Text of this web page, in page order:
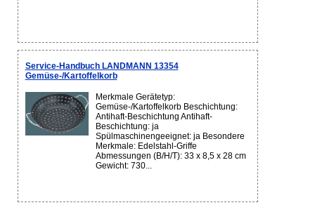
Service-Handbuch LANDMANN 13354
Gemüse-/Kartoffelkorb
Merkmale Gerätetyp:
Gemüse-/Kartoffelkorb Beschichtung:
Antihaft-Beschichtung Antihaft-
Beschichtung: ja
Spülmaschinengeeignet: ja Besondere
Merkmale: Edelstahl-Griffe
Abmessungen (B/H/T): 33 x 8,5 x 28 cm
Gewicht: 730...